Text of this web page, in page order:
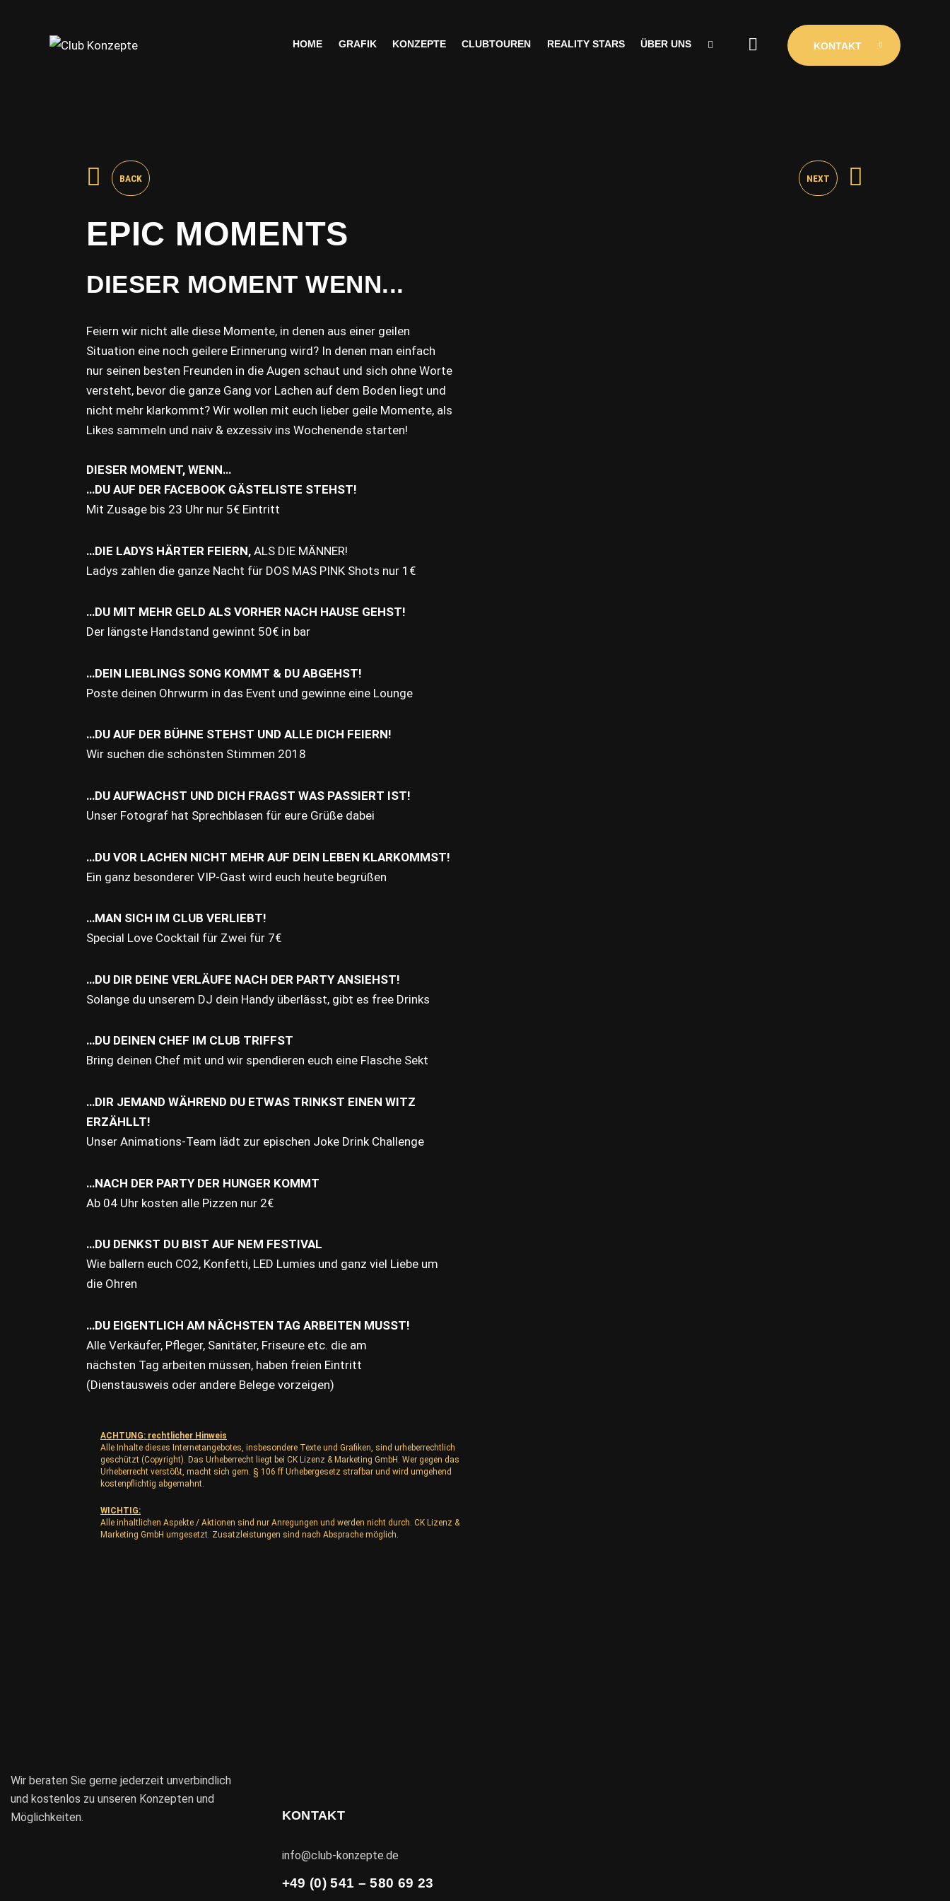
HOME GRAFIK KONZEPTE CLUBTOUREN REALITY STARS ÜBER UNS KONTAKT
BACK NEXT
EPIC MOMENTS
DIESER MOMENT WENN...
Feiern wir nicht alle diese Momente, in denen aus einer geilen
Situation eine noch geilere Erinnerung wird? In denen man einfach
nur seinen besten Freunden in die Augen schaut und sich ohne Worte
versteht, bevor die ganze Gang vor Lachen auf dem Boden liegt und
nicht mehr klarkommt? Wir wollen mit euch lieber geile Momente, als
Likes sammeln und naiv & exzessiv ins Wochenende starten!
DIESER MOMENT, WENN…
…DU AUF DER FACEBOOK GÄSTELISTE STEHST!
Mit Zusage bis 23 Uhr nur 5€ Eintritt
…DIE LADYS HÄRTER FEIERN, ALS DIE MÄNNER!
Ladys zahlen die ganze Nacht für DOS MAS PINK Shots nur 1€
…DU MIT MEHR GELD ALS VORHER NACH HAUSE GEHST!
Der längste Handstand gewinnt 50€ in bar
…DEIN LIEBLINGS SONG KOMMT & DU ABGEHST!
Poste deinen Ohrwurm in das Event und gewinne eine Lounge
…DU AUF DER BÜHNE STEHST UND ALLE DICH FEIERN!
Wir suchen die schönsten Stimmen 2018
…DU AUFWACHST UND DICH FRAGST WAS PASSIERT IST!
Unser Fotograf hat Sprechblasen für eure Grüße dabei
…DU VOR LACHEN NICHT MEHR AUF DEIN LEBEN KLARKOMMST!
Ein ganz besonderer VIP-Gast wird euch heute begrüßen
…MAN SICH IM CLUB VERLIEBT!
Special Love Cocktail für Zwei für 7€
…DU DIR DEINE VERLÄUFE NACH DER PARTY ANSIEHST!
Solange du unserem DJ dein Handy überlässt, gibt es free Drinks
…DU DEINEN CHEF IM CLUB TRIFFST
Bring deinen Chef mit und wir spendieren euch eine Flasche Sekt
…DIR JEMAND WÄHREND DU ETWAS TRINKST EINEN WITZ
ERZÄHLLT!
Unser Animations-Team lädt zur epischen Joke Drink Challenge
…NACH DER PARTY DER HUNGER KOMMT
Ab 04 Uhr kosten alle Pizzen nur 2€
…DU DENKST DU BIST AUF NEM FESTIVAL
Wie ballern euch CO2, Konfetti, LED Lumies und ganz viel Liebe um
die Ohren
…DU EIGENTLICH AM NÄCHSTEN TAG ARBEITEN MUSST!
Alle Verkäufer, Pfleger, Sanitäter, Friseure etc. die am
nächsten Tag arbeiten müssen, haben freien Eintritt
(Dienstausweis oder andere Belege vorzeigen)
ACHTUNG: rechtlicher Hinweis
Alle Inhalte dieses Internetangebotes, insbesondere Texte und Grafiken, sind urheberrechtlich
geschützt (Copyright). Das Urheberrecht liegt bei CK Lizenz & Marketing GmbH. Wer gegen das
Urheberrecht verstößt, macht sich gem. § 106 ff Urhebergesetz strafbar und wird umgehend
kostenpflichtig abgemahnt.
WICHTIG:
Alle inhaltlichen Aspekte / Aktionen sind nur Anregungen und werden nicht durch. CK Lizenz &
Marketing GmbH umgesetzt. Zusatzleistungen sind nach Absprache möglich.
Wir beraten Sie gerne jederzeit unverbindlich
und kostenlos zu unseren Konzepten und
Möglichkeiten.
KONTAKT
info@club-konzepte.de
+49 (0) 541 – 580 69 23